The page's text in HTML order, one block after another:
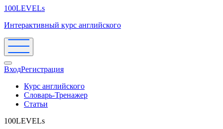
100LEVELs
Интерактивный курс английского
ВходРегистрация
Курс английского
Словарь-Тренажер
Статьи
100LEVELs